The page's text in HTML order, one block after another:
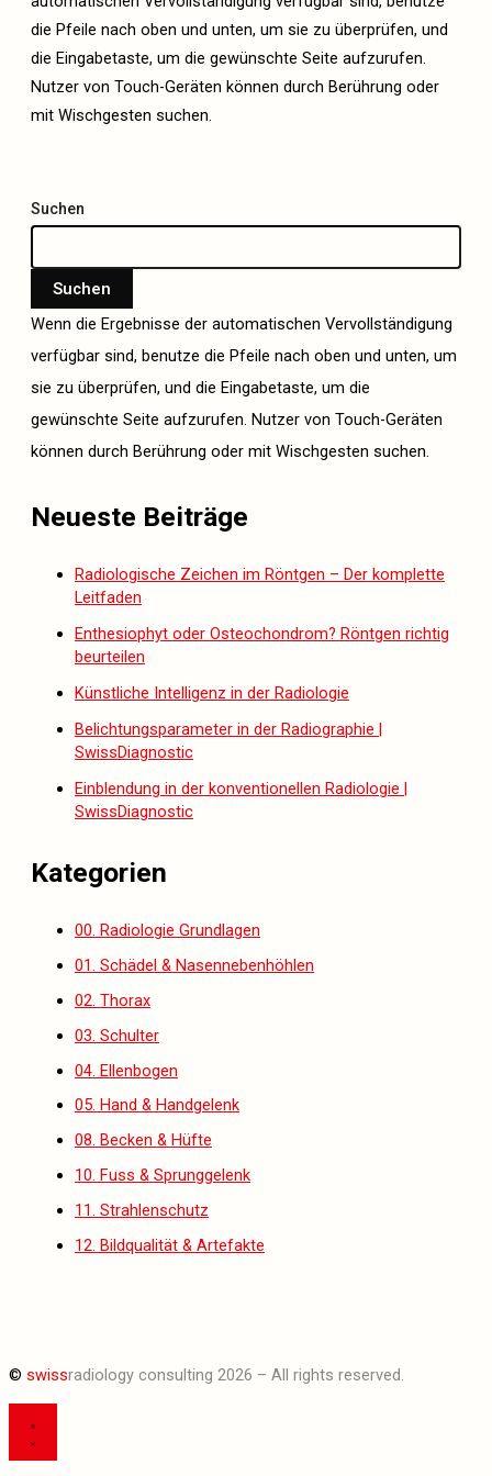
die Pfeile nach oben und unten, um sie zu überprüfen, und
die Eingabetaste, um die gewünschte Seite aufzurufen.
Nutzer von Touch-Geräten können durch Berührung oder
mit Wischgesten suchen.
Suchen
Suchen
Wenn die Ergebnisse der automatischen Vervollständigung
verfügbar sind, benutze die Pfeile nach oben und unten, um
sie zu überprüfen, und die Eingabetaste, um die
gewünschte Seite aufzurufen. Nutzer von Touch-Geräten
können durch Berührung oder mit Wischgesten suchen.
Neueste Beiträge
Radiologische Zeichen im Röntgen – Der komplette
Leitfaden
Enthesiophyt oder Osteochondrom? Röntgen richtig
beurteilen
Künstliche Intelligenz in der Radiologie
Belichtungsparameter in der Radiographie |
SwissDiagnostic
Einblendung in der konventionellen Radiologie |
SwissDiagnostic
Kategorien
00. Radiologie Grundlagen
01. Schädel & Nasennebenhöhlen
02. Thorax
03. Schulter
04. Ellenbogen
05. Hand & Handgelenk
08. Becken & Hüfte
10. Fuss & Sprunggelenk
11. Strahlenschutz
12. Bildqualität & Artefakte
© swissradiology consulting 2026 – All rights reserved.